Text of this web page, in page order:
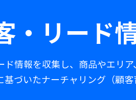
・リード
情報を収集し、商品やエリ
づいたナーチャリング（顧